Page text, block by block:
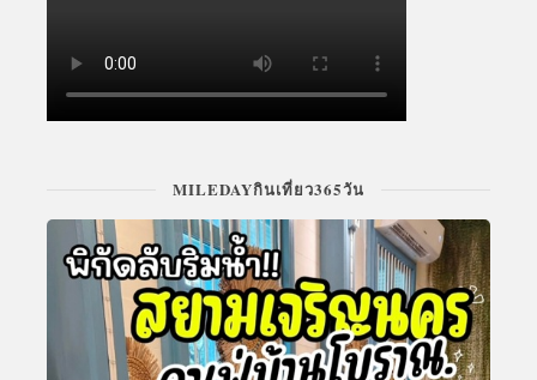
MILEDAYกินเที่ยว365วัน